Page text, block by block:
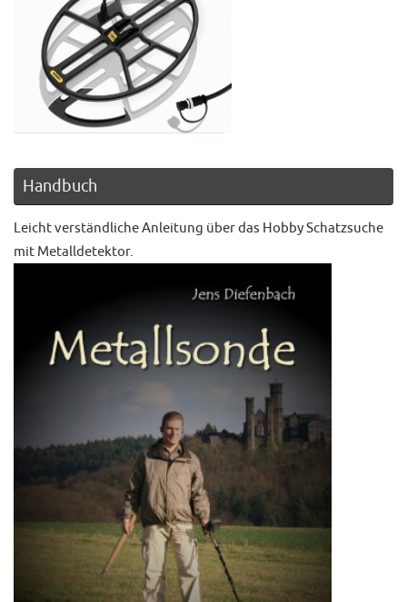
Handbuch
Leicht verständliche Anleitung über das Hobby Schatzsuche
mit Metalldetektor.